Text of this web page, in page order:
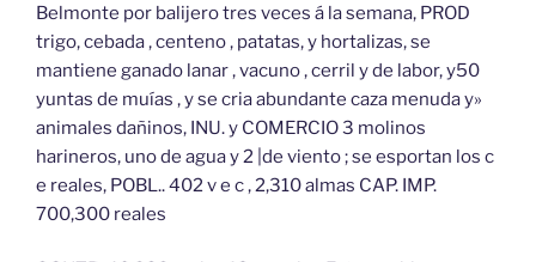
Belmonte por balijero tres veces á la semana, PROD
trigo, cebada , centeno , patatas, y hortalizas, se
mantiene ganado lanar , vacuno , cerril y de labor, y50
yuntas de muías , y se cria abundante caza menuda y»
animales dañinos, INU. y COMERCIO 3 molinos
harineros, uno de agua y 2 |de viento ; se esportan los c
e reales, POBL.. 402 v e c , 2,310 almas CAP. IMP.
700,300 reales